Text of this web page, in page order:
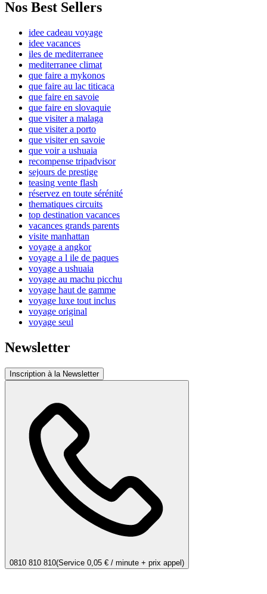
Nos Best Sellers
idee cadeau voyage
idee vacances
iles de mediterranee
mediterranee climat
que faire a mykonos
que faire au lac titicaca
que faire en savoie
que faire en slovaquie
que visiter a malaga
que visiter a porto
que visiter en savoie
que voir a ushuaia
recompense tripadvisor
sejours de prestige
teasing vente flash
réservez en toute sérénité
thematiques circuits
top destination vacances
vacances grands parents
visite manhattan
voyage a angkor
voyage a l ile de paques
voyage a ushuaia
voyage au machu picchu
voyage haut de gamme
voyage luxe tout inclus
voyage original
voyage seul
Newsletter
Inscription à la Newsletter
0810 810 810(Service 0,05 € / minute + prix appel)